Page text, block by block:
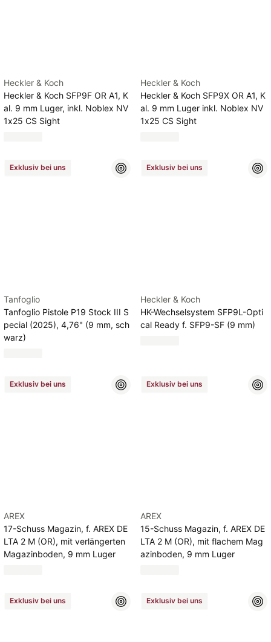
Heckler & Koch
Heckler & Koch SFP9F OR A1, K
al. 9 mm Luger, inkl. Noblex NV
1x25 CS Sight
Heckler & Koch
Heckler & Koch SFP9X OR A1, K
al. 9 mm Luger inkl. Noblex NV
1x25 CS Sight
Exklusiv bei uns
Tanfoglio
Tanfoglio Pistole P19 Stock III S
pecial (2025), 4,76" (9 mm, sch
warz)
Exklusiv bei uns
Heckler & Koch
HK-Wechselsystem SFP9L-Opti
cal Ready f. SFP9-SF (9 mm)
Exklusiv bei uns
AREX
17-Schuss Magazin, f. AREX DE
LTA 2 M (OR), mit verlängerten
Magazinboden, 9 mm Luger
Exklusiv bei uns
AREX
15-Schuss Magazin, f. AREX DE
LTA 2 M (OR), mit flachem Mag
azinboden, 9 mm Luger
Exklusiv bei uns Exklusiv bei uns